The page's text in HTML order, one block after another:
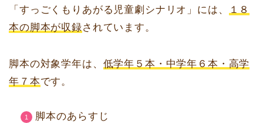
「すっごくもりあがる児童劇シナリオ」には、
１８
本の脚本が収録されています。
脚本の対象学年は、 低学年５本・中学年６本・高学
年７本です。
脚本のあらすじ